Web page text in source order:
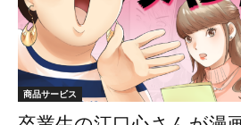
商品サービス